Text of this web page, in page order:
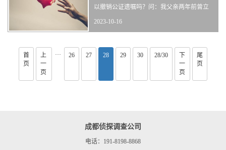
写女方名字法律规定１、婚姻法司法解···
以撤销公证遗嘱吗？问：我父亲两年前曾立
下遗嘱：他死后的全部遗产由我和弟弟平均
继承，并进行了公证。但他临终时又将我和
由我们兄弟俩继承，其余三分之二赠送给他
的前妻，说完便咽了气。照父亲的口头遗嘱
计算，我和弟弟每人将少得遗产15万元···
2023-10-16
首
页
上
一
页
··· 26 27 28 29 30 28/30
下
一
页
尾
页
成都侦探调查公司
电话：191-8198-8868